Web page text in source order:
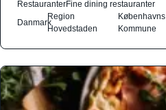
RestauranterFine dining restauranter
Danmark
Region
Hovedstaden
Københavns
Kommune